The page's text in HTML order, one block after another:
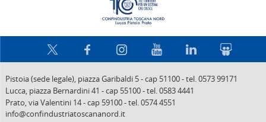
Pistoia (sede legale), piazza Garibaldi 5-cap 51100-tel. 0573 99171
Lucca, piazza Bernardini 41 -cap 55100-tel. 0583 4441
Prato,via Valentini 14-cap 59100-tel. 0574 4551
info@confindustriatoscananord.it